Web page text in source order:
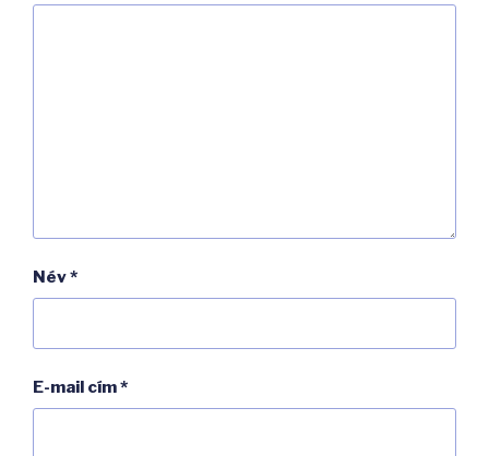
Név*
E-mail cím*